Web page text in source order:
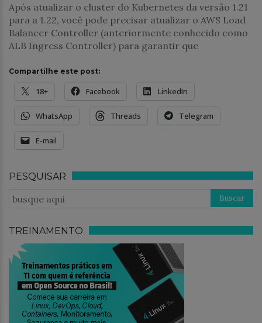
Após atualizar o cluster do Kubernetes da versão 1.21
para a 1.22, você pode precisar atualizar o AWS Load
Balancer Controller (anteriormente conhecido como
ALB Ingress Controller) para garantir que
Compartilhe este post:
18+ Facebook LinkedIn
WhatsApp Threads Telegram
E-mail
PESQUISAR
TREINAMENTO